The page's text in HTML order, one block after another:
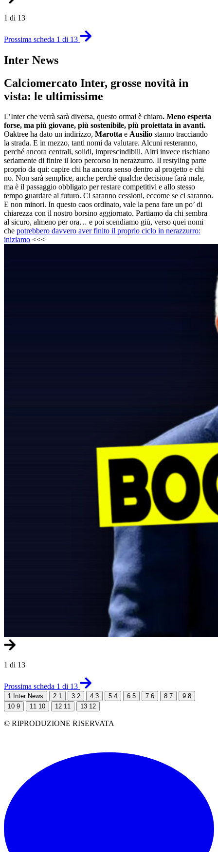
1 di 13
Prossima scheda 1 di 13
Inter News
Calciomercato Inter, grosse novità in
vista: le ultimissime
L’Inter che verrà sarà diversa, questo ormai è chiaro. Meno esperta
forse, ma più giovane, più sostenibile, più proiettata in avanti.
Oaktree ha dato un indirizzo, Marotta e Ausilio stanno tracciando
la strada. E in mezzo, tanti nomi da valutare. Alcuni resteranno,
perché ancora centrali, solidi, imprescindibili. Altri invece rischiano
seriamente di finire il loro percorso in nerazzurro. Il restyling parte
proprio da qui: capire chi ha ancora senso dentro al progetto e chi
no. Non sarà semplice, anche perché qualche decisione farà male,
ma è il passaggio obbligato per restare competitivi e allo stesso
tempo guardare al futuro. Ci saranno cessioni, eccome se ci saranno.
E non minori. In questo caos ordinato, vale la pena fare un po’ di
chiarezza con il nostro borsino aggiornato. Partiamo da chi sembra
al sicuro, almeno per ora… e poi scendiamo giù, verso quei nomi
che potrebbero davvero aver finito il proprio ciclo in nerazzurro:
iniziamo <<<
1 di 13
Prossima scheda 1 di 13
1 Inter News 2 1 3 2 4 3 5 4 6 5 7 6 8 7 9 8
10 9 11 10 12 11 13 12
© RIPRODUZIONE RISERVATA